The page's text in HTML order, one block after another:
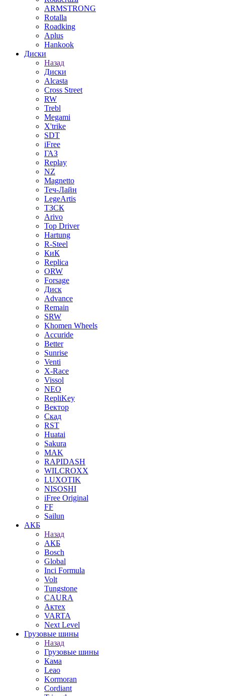
ARMSTRONG
Rotalla
Roadking
Aplus
Hankook
Диски
Назад
Диски
Alcasta
Cross Street
RW
Trebl
Megami
X'trike
SDT
iFree
ГАЗ
Replay
NZ
Magnetto
Теч-Лайн
LegeArtis
ТЗСК
Arivo
Top Driver
Hartung
R-Steel
КиК
Replica
ORW
Forsage
Диск
Advance
Remain
SRW
Khomen Wheels
Accuride
Better
Sunrise
Venti
X-Race
Vissol
NEO
RepliKey
Вектор
Скад
RST
Huatai
Sakura
MAK
RAPIDASH
WILCROXX
LUXOTIK
NISOSHI
iFree Original
FF
Sailun
АКБ
Назад
АКБ
Bosch
Global
Inci Formula
Volt
Tungstone
CAURA
Актех
VARTA
Next Level
Грузовые шины
Назад
Грузовые шины
Кама
Leao
Kormoran
Cordiant